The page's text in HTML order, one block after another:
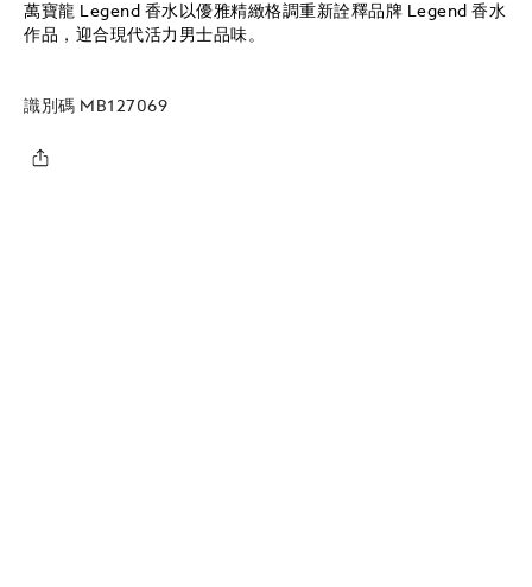
萬寶龍 Legend 香水以優雅精緻格調重新詮釋品牌 Legend 香水
作品，迎合現代活力男士品味。
識別碼 MB127069